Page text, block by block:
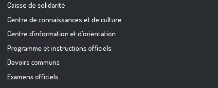
Caisse de solidarité
Centre de connaissances et de culture
Centre d’information et d’orientation
Programme et instructions officiels
Devoirs communs
Examens officiels